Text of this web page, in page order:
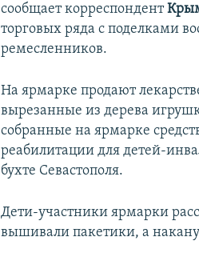
сообщает корреспондент
торговых ряда с поделками
ремесленников.
На ярмарке продают
вырезанные из дерева
собранные на ярмарке
реабилитации для детей-
бухте Севастополя.
Дети-участники ярмарки
вышивали пакетики, а